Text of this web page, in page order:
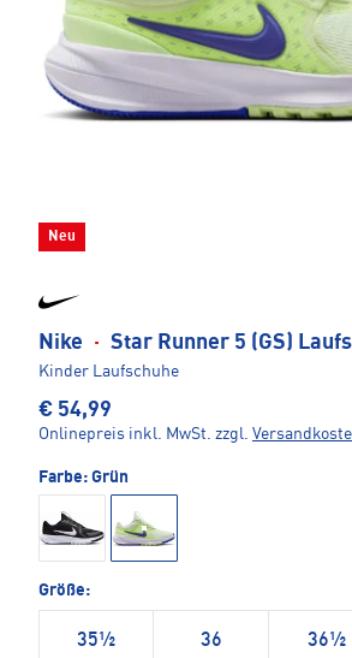
Neu
Nike · Star Runner 5 (GS)
Kinder Laufschuhe
€ 54,99
Onlinepreis inkl. MwSt. zzgl.
Farbe: Grün
Größe:
35½ 36 36½